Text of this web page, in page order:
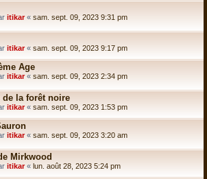
itikar« sam. sept. 09, 2023 9:31 pm
itikar« sam. sept. 09, 2023 9:17 pm
Age
itikar« sam. sept. 09, 2023 2:34 pm
de la forêt noire
itikar« sam. sept. 09, 2023 1:53 pm
itikar« sam. sept. 09, 2023 3:20 am
Mirkwood
itikar« lun. août 28, 2023 5:24 pm